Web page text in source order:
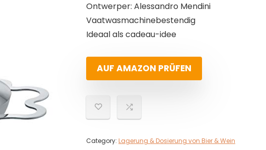
Ontwerper: Alessandro Mendini
Vaatwasmachinebestendig
Ideaal als cadeau-idee
AUF AMAZON PRÜFEN
Category: Lagerung & Dosierung von Bier & Wein